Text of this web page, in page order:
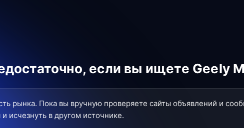
если вы ищете Geely
рынка. Пока вы вручную проверяете сайты объявлений и
исчезнуть в другом источнике.